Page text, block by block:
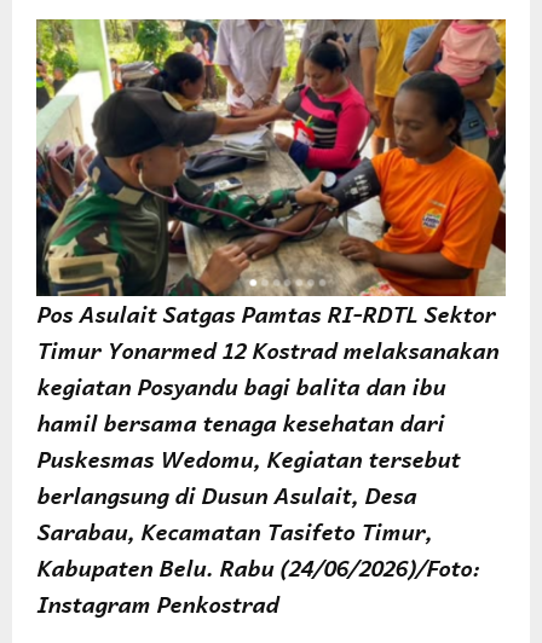
Pos Asulait Satgas Pamtas RI-RDTL Sektor
Timur Yonarmed 12 Kostrad melaksanakan
kegiatan Posyandu bagi balita dan ibu
hamil bersama tenaga kesehatan dari
Puskesmas Wedomu, Kegiatan tersebut
berlangsung di Dusun Asulait, Desa
Sarabau, Kecamatan Tasifeto Timur,
Kabupaten Belu. Rabu (24/06/2026)/Foto:
Instagram Penkostrad